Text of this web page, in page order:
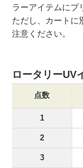
ラーアイテムにプ
ただし、カートに
注意ください。
ロータリーUV
点数
1
2
3